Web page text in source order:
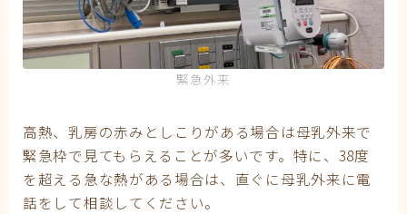
緊急外来
高熱、乳房の赤みとしこりがある場合は母乳外来で
緊急枠で見てもらえることが多いです。特に、38度
を超える急な熱がある場合は、直ぐに母乳外来に電
話をして相談してください。